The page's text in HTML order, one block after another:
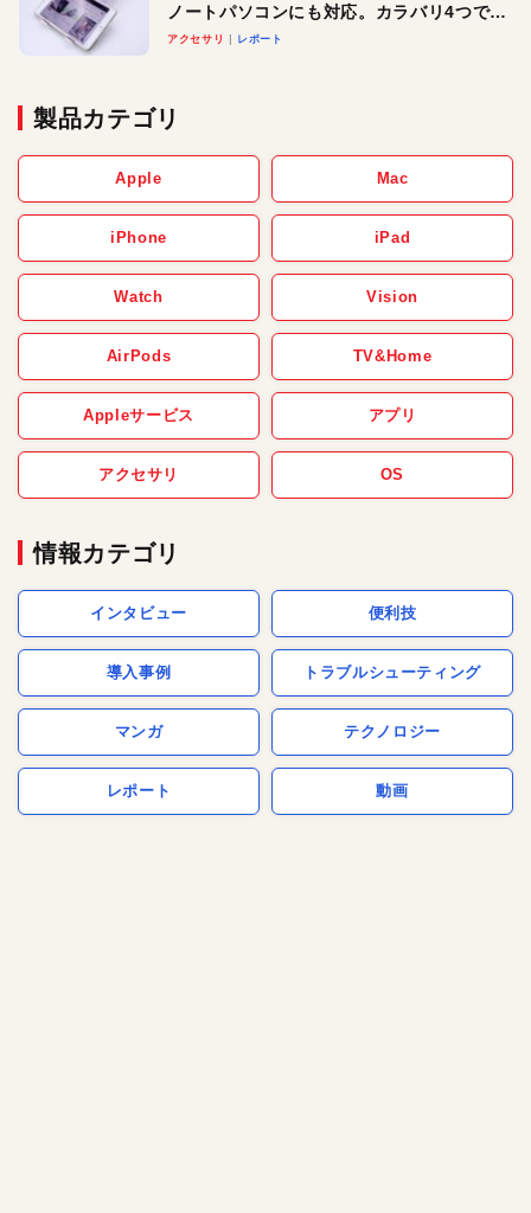
ノートパソコンにも対応。カラバリ4つで選
べる楽しさも
アクセサリ レポート
製品カテゴリ
Apple Mac
iPhone iPad
Watch Vision
AirPods TV&Home
Appleサービス アプリ
アクセサリ OS
情報カテゴリ
インタビュー 便利技
導入事例 トラブルシューティング
マンガ テクノロジー
レポート 動画